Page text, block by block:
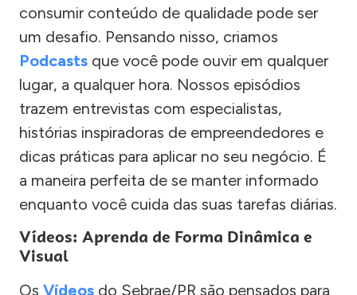
consumir conteúdo de qualidade pode ser
um desafio. Pensando nisso, criamos
Podcasts que você pode ouvir em qualquer
lugar, a qualquer hora. Nossos episódios
trazem entrevistas com especialistas,
histórias inspiradoras de empreendedores e
dicas práticas para aplicar no seu negócio. É
a maneira perfeita de se manter informado
enquanto você cuida das suas tarefas diárias.
Vídeos: Aprenda de Forma Dinâmica e
Visual
Os Vídeos do Sebrae/PR são pensados para